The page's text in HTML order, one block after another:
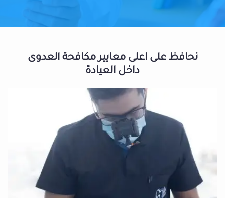
نحافظ على اعلى معايير مكافحة العدوى
داخل العيادة